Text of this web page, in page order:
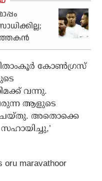
കോണ്‍ഗ്രസ്
വന്നു.
ആളുടെ
ചെയ്തു. അതൊക്കെ
oru maravathoor